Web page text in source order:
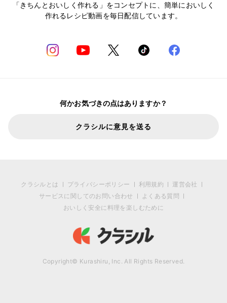
「きちんとおいしく作れる」をコンセプトに、簡単においしく
作れるレシピ動画を毎日配信しています。
何かお気づきの点はありますか？
クラシルに意見を送る
クラシルとは プライバシーポリシー 利用規約
運営会社
サービスに関してのお問い合わせ
よくある質問
おいしく安全に料理を楽しむために
Copyright© Kurashiru, Inc. All Rights Reserved.